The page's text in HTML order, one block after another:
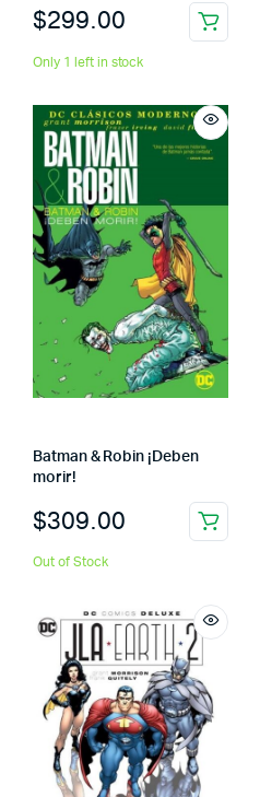
$299.00
Only 1 left in stock
Batman & Robin ¡Deben
morir!
$309.00
Out of Stock